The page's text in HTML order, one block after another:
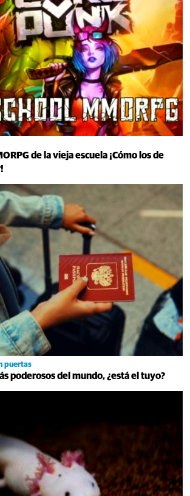
de la vieja escuela ¡Cómo los de
puertas
poderosos del mundo, ¿está el tuyo?